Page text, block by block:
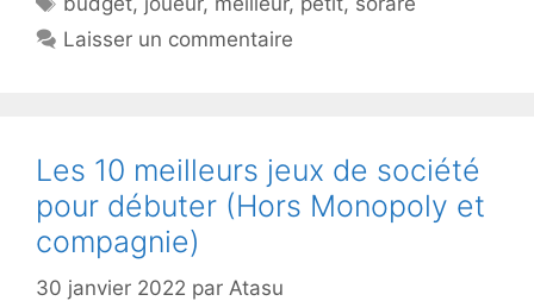
Laisser un commentaire
Les 10 meilleurs jeux de société
pour débuter (Hors Monopoly et
compagnie)
30 janvier 2022 par Atasu